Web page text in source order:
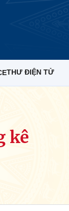
THƯ ĐIỆN TỬ
kê